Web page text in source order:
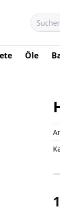
Suchen
nach:
Öle